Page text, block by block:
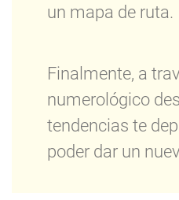
un mapa de ruta.
Finalmente, a
numerológico
tendencias te
poder dar un